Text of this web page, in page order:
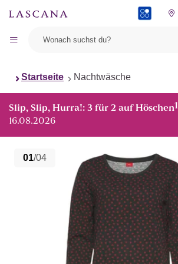
Startseite Nachtwäsche
Slip, Slip, Hurra!: 3 für 2 auf Höschen1
16.08.2026
01/04